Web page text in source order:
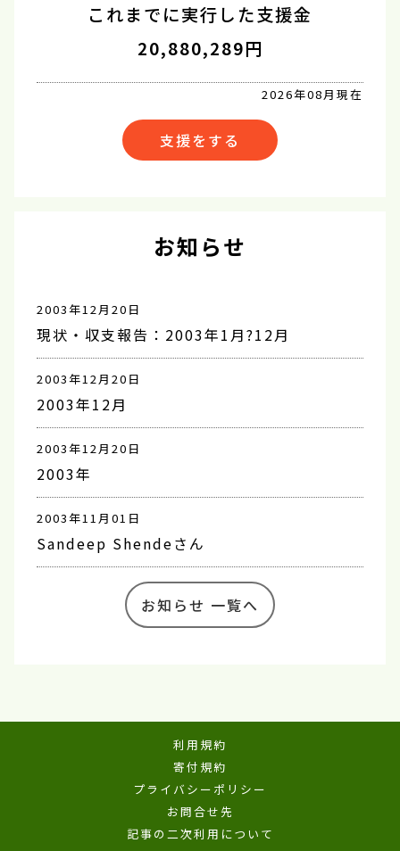
これまでに実行した支援金
20,880,289円
2026年08月現在
支援をする
お知らせ
2003年12月20日
現状・収支報告：2003年1月?12月
2003年12月20日
2003年12月
2003年12月20日
2003年
2003年11月01日
Sandeep Shendeさん
お知らせ 一覧へ
利用規約
寄付規約
プライバシーポリシー
お問合せ先
記事の二次利用について